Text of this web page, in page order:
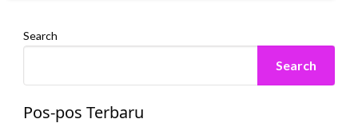
Search
Search
Pos-pos Terbaru